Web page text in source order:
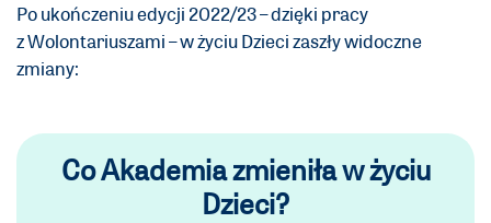
Po ukończeniu edycji 2022/23 – dzięki pracy
z Wolontariuszami – w życiu Dzieci zaszły widoczne
zmiany:
Co Akademia zmieniła w życiu
Dzieci?